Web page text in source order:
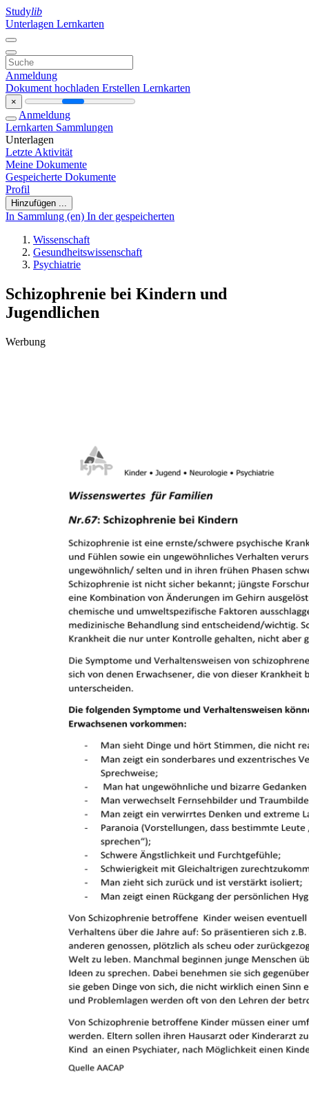
Studylib
Unterlagen Lernkarten
Anmeldung
Dokument hochladen Erstellen Lernkarten
×
Anmeldung
Lernkarten Sammlungen
Unterlagen
Letzte Aktivität
Meine Dokumente
Gespeicherte Dokumente
Profil
Hinzufügen ...
In Sammlung (en) In der gespeicherten
Wissenschaft
Gesundheitswissenschaft
Psychiatrie
Schizophrenie bei Kindern und
Jugendlichen
Werbung